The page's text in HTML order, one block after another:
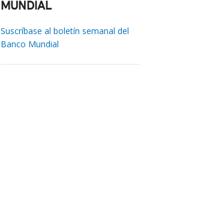
MUNDIAL
Suscríbase al boletín semanal del
Banco Mundial